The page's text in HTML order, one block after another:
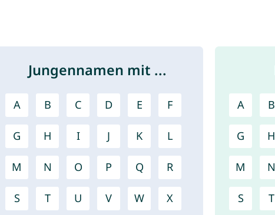
Jungennamen mit ...
A B C D E F
G H I J K L
M N O P Q R
S T U V W X
A B
G H
M N
S T